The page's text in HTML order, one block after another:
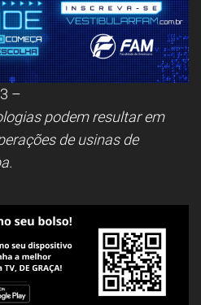
–
podem resultar em
de usinas de